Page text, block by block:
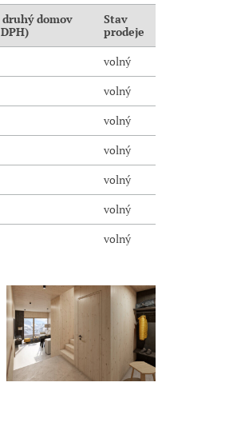
Stav
prodeje
volný
volný
volný
volný
volný
volný
volný